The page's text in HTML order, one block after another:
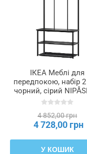
сидіння
—
відстань
підлоги
до
верхнього
краю
сидіння
Глибина
ІКЕА Меблі для
передпокою, набір
чорний, сірий
BAGGMUCK
4 852,00 грн
4 728,00 грн
У КОШИК